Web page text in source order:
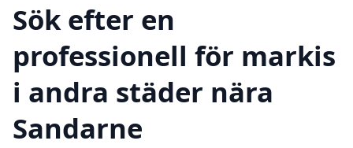
Sök efter en
professionell för markis
i andra städer nära
Sandarne